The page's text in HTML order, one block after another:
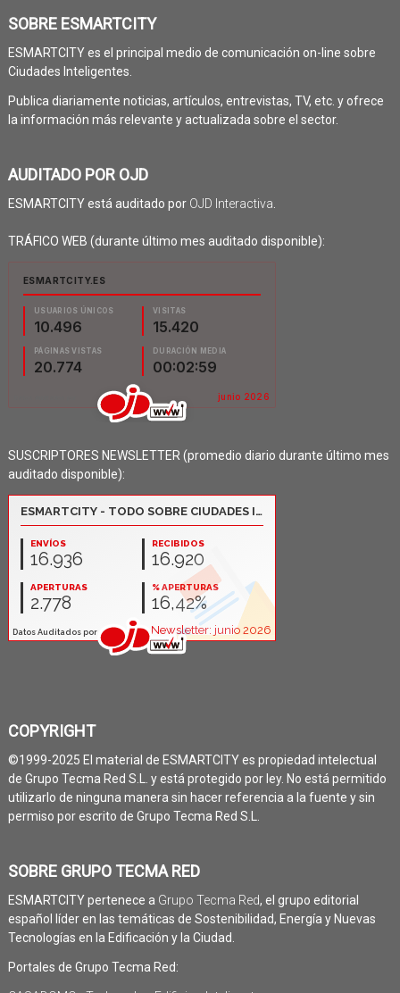
SOBRE ESMARTCITY
ESMARTCITY es el principal medio de comunicación on-line sobre
Ciudades Inteligentes.
Publica diariamente noticias, artículos, entrevistas, TV, etc. y ofrece
la información más relevante y actualizada sobre el sector.
AUDITADO POR OJD
ESMARTCITY está auditado por OJD Interactiva
TRÁFICO WEB (durante último mes auditado disponible):
SUSCRIPTORES NEWSLETTER (promedio diario durante último mes
auditado disponible):
COPYRIGHT
©1999-2025 El material de ESMARTCITY es propiedad intelectual
de Grupo Tecma Red S.L. y está protegido por ley. No está permitido
utilizarlo de ninguna manera sin hacer referencia a la fuente y sin
permiso por escrito de Grupo Tecma Red S.L.
SOBRE GRUPO TECMA RED
ESMARTCITY pertenece a Grupo Tecma Red, el grupo editorial
español líder en las temáticas de Sostenibilidad, Energía y Nuevas
Tecnologías en la Edificación y la Ciudad.
Portales de Grupo Tecma Red: